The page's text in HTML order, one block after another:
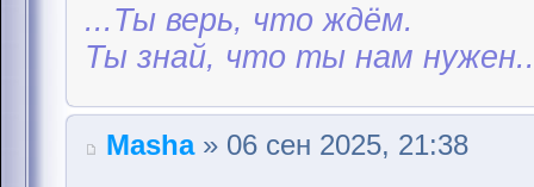
...Ты верь, что ждём.
Ты знай, что ты нам
Masha» 06 сен 2025, 21:38